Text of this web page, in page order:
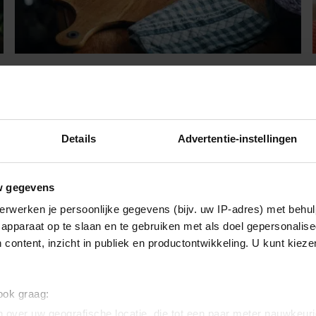
Details Advertentie-instellingen
gegevens
je persoonlijke gegevens (bijv. uw IP-adres) met
op te slaan en te gebruiken met als doel
content, inzicht in publiek en productontwikkeling. U kunt
graag:
snel op
Even een chilipeper snijden voor je gerecht en
vervelend, prikkelend gevoel geven. Gelukkig zijn er een
paar eenvoudige manieren om dat snel te
verminderen én te voorkomen.